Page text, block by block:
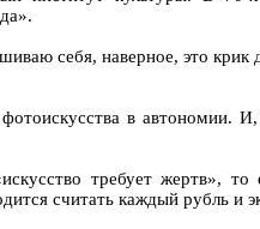
себя, наверное, это
фотоискусства в
требует жертв», то
считать каждый рубль